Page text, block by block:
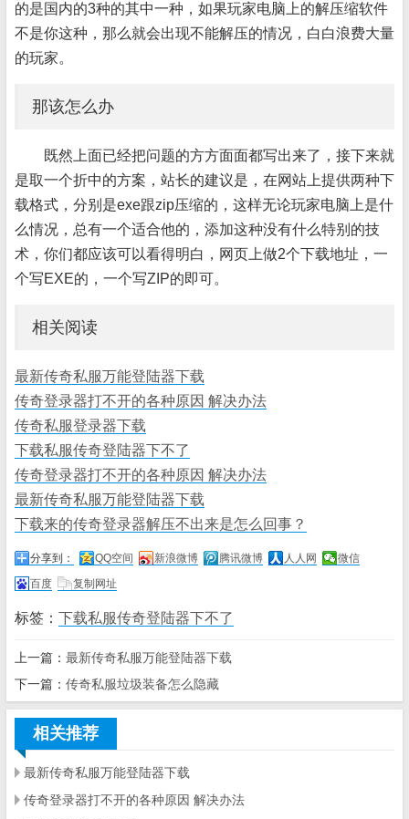
的是国内的3种的其中一种，如果玩家电脑上的解压缩软件
不是你这种，那么就会出现不能解压的情况，白白浪费大量
的玩家。
那该怎么办
既然上面已经把问题的方方面面都写出来了，接下来就
是取一个折中的方案，站长的建议是，在网站上提供两种下
载格式，分别是exe跟zip压缩的，这样无论玩家电脑上是什
么情况，总有一个适合他的，添加这种没有什么特别的技
术，你们都应该可以看得明白，网页上做2个下载地址，一
个写EXE的，一个写ZIP的即可。
相关阅读
最新传奇私服万能登陆器下载
传奇登录器打不开的各种原因 解决办法
传奇私服登录器下载
下载私服传奇登陆器下不了
传奇登录器打不开的各种原因 解决办法
最新传奇私服万能登陆器下载
下载来的传奇登录器解压不出来是怎么回事？
分享到： QQ空间 新浪微博 腾讯微博 人人网
微信
百度
复制网址
标签： 下载私服传奇登陆器下不了
上一篇： 最新传奇私服万能登陆器下载
下一篇： 传奇私服垃圾装备怎么隐藏
相关推荐
最新传奇私服万能登陆器下载
传奇登录器打不开的各种原因 解决办法